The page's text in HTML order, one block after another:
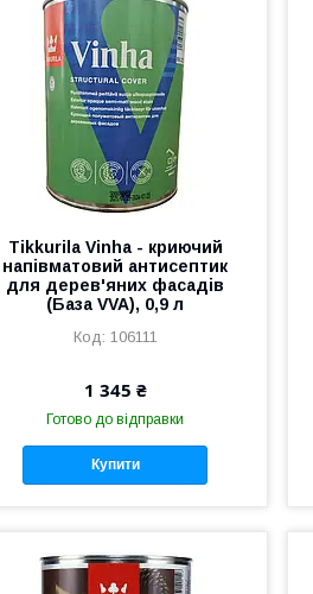
Tikkurila Vinha - криючий
напівматовий антисептик
для дерев'яних фасадів
(База VVA), 0,9 л
106111
1 345 ₴
Готово до відправки
Купити